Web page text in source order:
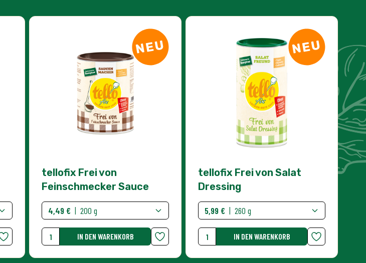
NEU
4,49 € | 200 g
Menge
IN DEN WARENKORB
NEU
tellofix Frei von Salat
5,99 € | 260 g
Menge
IN DEN WARENKORB